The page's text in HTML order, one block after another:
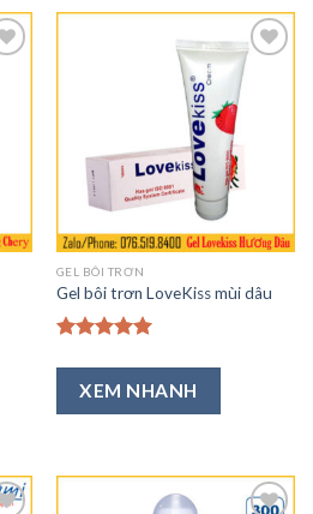
GEL BÔI TRƠN
Gel bôi trơn LoveKiss mùi dâu
hạng5.00
5 sao
XEM NHANH